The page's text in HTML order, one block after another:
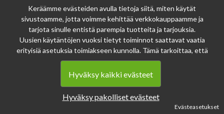
STIHL TERÄLEVY 3/8"P 1,3MM
32CM/13"
69.00€
Keräämme evästeiden avulla tietoja siitä, miten käytät
sivustoamme, jotta voimme kehittää verkkokauppaamme ja
tarjota sinulle entistä parempia tuotteita ja tarjouksia.
Uusien käytäntöjen vuoksi tietyt toiminnot saattavat vaatia
erityisiä asetuksia toimiakseen kunnolla. Tämä tarkoittaa, että
joissakin tapauksissa anonymisoidut tiedot voivat kertyä,
vaikka olisit kieltänyt evästeiden käytön. Näitä tietoja
käytetään ainoastaan palvelumme parantamiseen, eikä niistä
Voit muuttaa evästeasetuksiasi milloin tahansa sivun
Hyväksy kaikki evästeet
Hyväksy pakolliset evästeet
Evästeasetukset